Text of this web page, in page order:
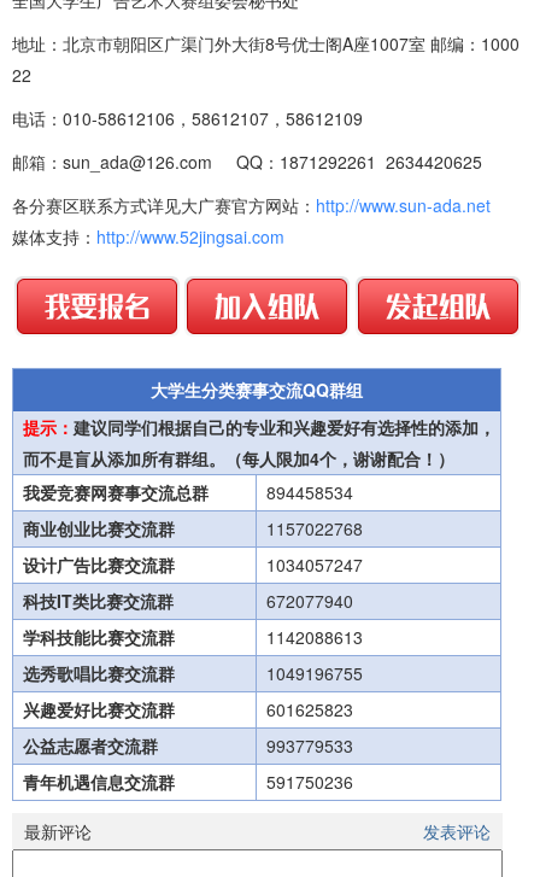
地址：北京市朝阳区广渠门外大街8号优士阁A座1007室 邮编：1000
22
电话：010-58612106，58612107，58612109
邮箱：sun_ada@126.com QQ：1871292261 2634420625
各分赛区联系方式详见大广赛官方网站： http://www.sun-ada.net
媒体支持： http://www.52jingsai.com
大学生分类赛事交流QQ群组
提示： 建议同学们根据自己的专业和兴趣爱好有选择性的添加，
而不是盲从添加所有群组。（每人限加4个，谢谢配合！）
我爱竞赛网赛事交流总群
894458534
商业创业比赛交流群
1157022768
设计广告比赛交流群
1034057247
科技IT类比赛交流群
672077940
学科技能比赛交流群
1142088613
选秀歌唱比赛交流群
1049196755
兴趣爱好比赛交流群
601625823
公益志愿者交流群
993779533
青年机遇信息交流群
591750236
发表评论
最新评论